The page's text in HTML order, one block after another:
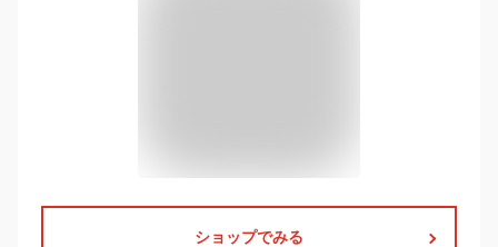
ショップでみる